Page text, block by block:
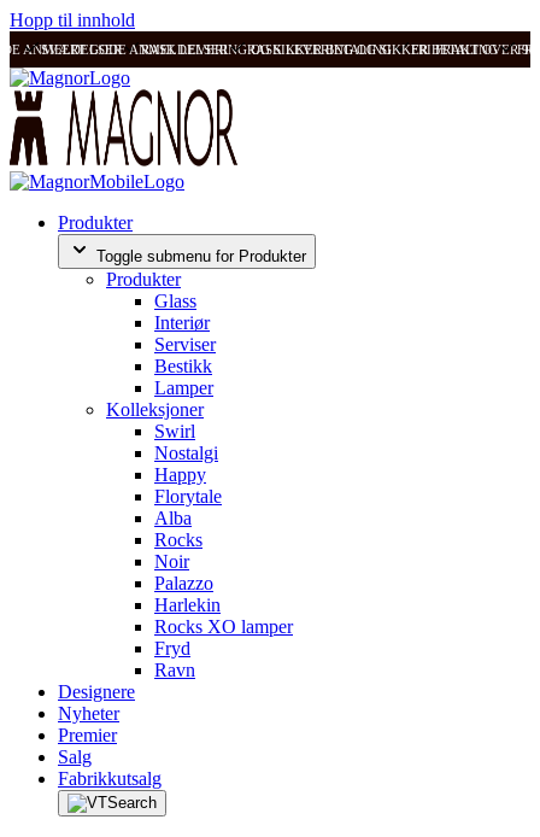
Hopp til innhold
ANMELDELSER RASK LEVERING OG SIKKER BETALING FRI FRAKT OVER
SVÆRT GODE ANMELDELSER RASK LEVERING OG SIKKER BETALING
Produkter
Toggle submenu for Produkter
Produkter
Glass
Interiør
Serviser
Bestikk
Lamper
Kolleksjoner
Swirl
Nostalgi
Happy
Florytale
Alba
Rocks
Noir
Palazzo
Harlekin
Rocks XO lamper
Fryd
Ravn
Designere
Nyheter
Premier
Salg
Fabrikkutsalg